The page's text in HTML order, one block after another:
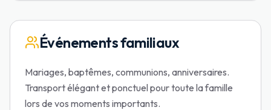
Événements familiaux
Mariages, baptêmes, communions, anniversaires.
Transport élégant et ponctuel pour toute la famille
lors de vos moments importants.